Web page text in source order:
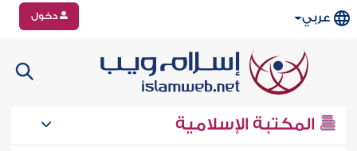
عربي دخول
المكتبة الإسلامية